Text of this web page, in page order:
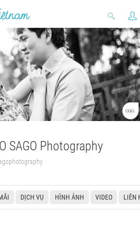
SAGO Photography
DỊCH VỤ HÌNH ẢNH VIDEO LIÊN